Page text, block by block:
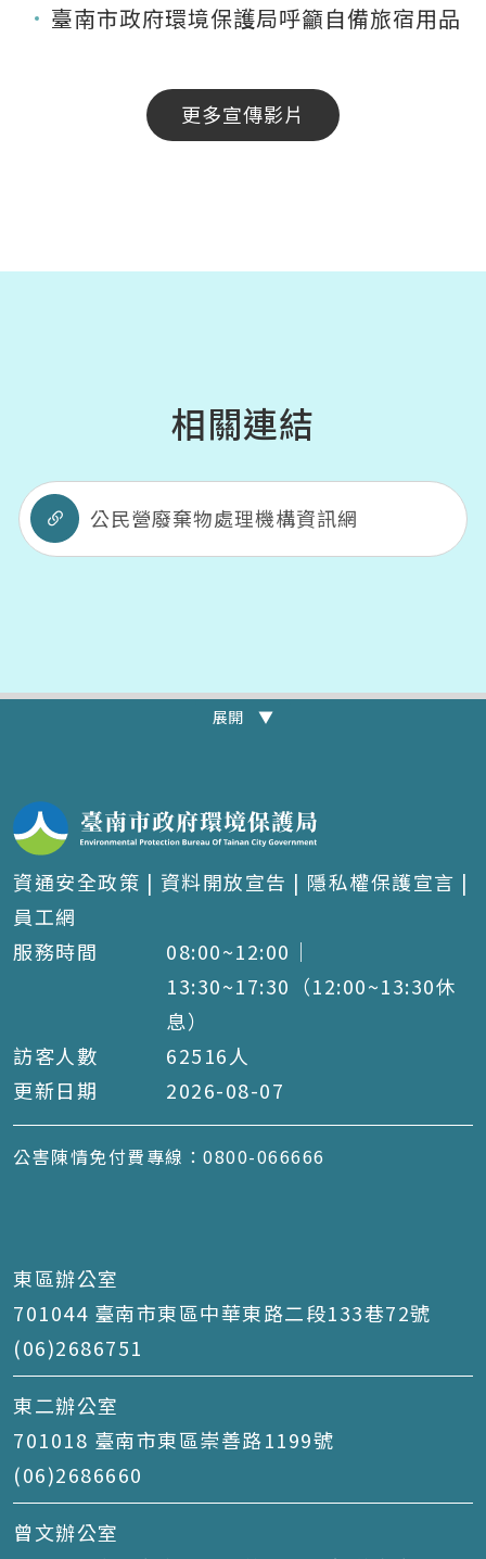
臺南市政府環境保護局呼籲自備旅宿用品
更多宣傳影片
相關連結
公民營廢棄物處理機構資訊網
展開 ▼
資通安全政策 | 資料開放宣告 | 隱私權保護宣言 |
員工網
服務時間
08:00~12:00｜
13:30~17:30（12:00~13:30休
息）
訪客人數
62516 人
更新日期
2026-08-07
公害陳情免付費專線：0800-066666
東區辦公室
701044 臺南市東區中華東路二段133巷72號
(06)2686751
東二辦公室
701018 臺南市東區崇善路1199號
(06)2686660
曾文辦公室